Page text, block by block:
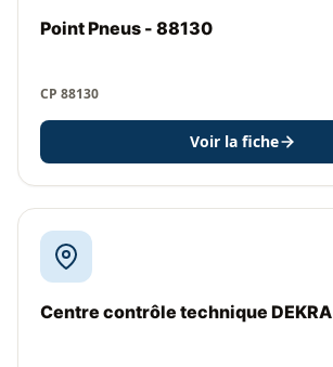
Point Pneus - 88130
CP 88130
Voir la fiche
Centre contrôle technique DEKRA